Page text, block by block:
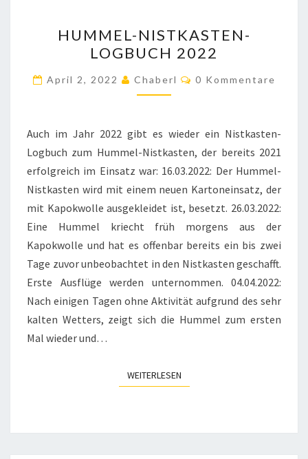
NISTKASTEN-
LOGBUCH
2022
HUMMEL-NISTKASTEN-
LOGBUCH 2022
April 2, 2022 Chaberl Kommentare
0 Kommentare
Auch im Jahr 2022 gibt es wieder ein Nistkasten-
Logbuch zum Hummel-Nistkasten, der bereits 2021
erfolgreich im Einsatz war: 16.03.2022: Der Hummel-
Nistkasten wird mit einem neuen Kartoneinsatz, der
mit Kapokwolle ausgekleidet ist, besetzt. 26.03.2022:
Eine Hummel kriecht früh morgens aus der
Kapokwolle und hat es offenbar bereits ein bis zwei
Tage zuvor unbeobachtet in den Nistkasten geschafft.
Erste Ausflüge werden unternommen. 04.04.2022:
Nach einigen Tagen ohne Aktivität aufgrund des sehr
kalten Wetters, zeigt sich die Hummel zum ersten
Mal wieder und…
WEITERLESENWEITERLESEN